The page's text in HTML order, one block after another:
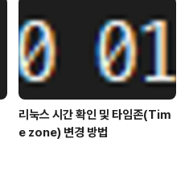
리눅스 시간 확인 및 타임존(Tim
e zone) 변경 방법